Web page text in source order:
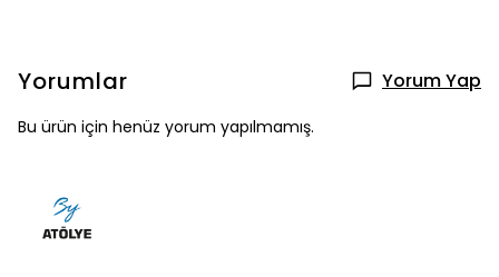
Yorumlar Yorum Yap
Bu ürün için henüz yorum yapılmamış.